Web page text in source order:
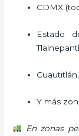
CDMX
Estado
Y más
En zonas